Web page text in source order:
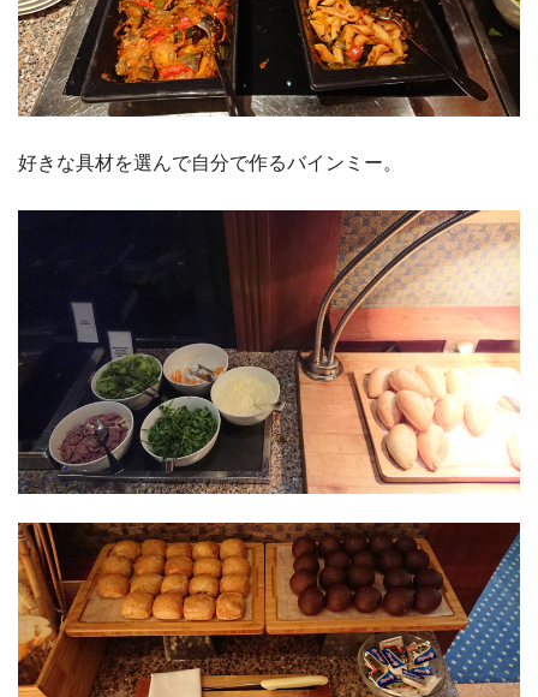
好きな具材を選んで自分で作るバインミー。